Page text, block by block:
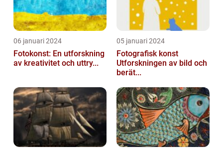
06 januari 2024
Fotokonst: En utforskning
av kreativitet och uttry...
05 januari 2024
Fotografisk konst
Utforskningen av bild och
berät...